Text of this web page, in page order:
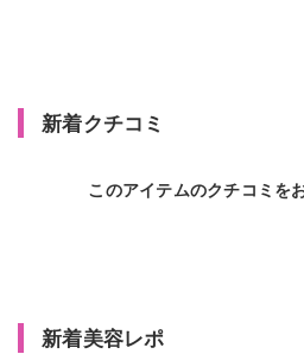
新着クチコミ
このアイテムのクチコミを
新着美容レポ